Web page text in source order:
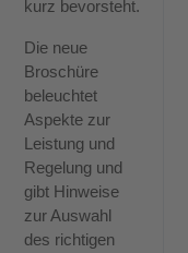
kurz bevorsteht.
Die neue
Broschüre
beleuchtet
Aspekte zur
Leistung und
Regelung und
gibt Hinweise
zur Auswahl
des richtigen